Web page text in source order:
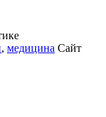
, медицина Сайт